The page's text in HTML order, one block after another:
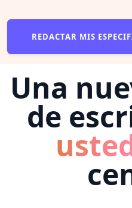
REDACTAR MIS
Una
de